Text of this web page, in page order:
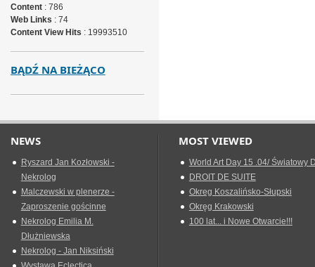
Content: 786
Web Links : 74
Content View Hits : 19993510
BĄDŹ NA BIEŻĄCO
NEWS
Ryszard Jan Kozłowski -
Nekrolog
Malczewski w plenerze -
Zaproszenie gościnne
Nekrolog Emilia M.
Dłużniewska
Nekrolog - Jan Niksiński
MOST VIEWED
World Art Day 15 .04/ Światowy
DROIT DE SUITE
Okreg Koszalińsko-Słupski
Okręg Krakowski
100 lat... i Nowe Otwarcie!!!